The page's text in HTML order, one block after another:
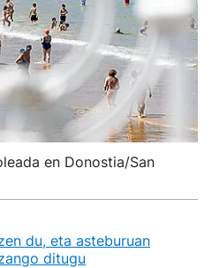
en Donostia/San
du, eta asteburuan
ditugu